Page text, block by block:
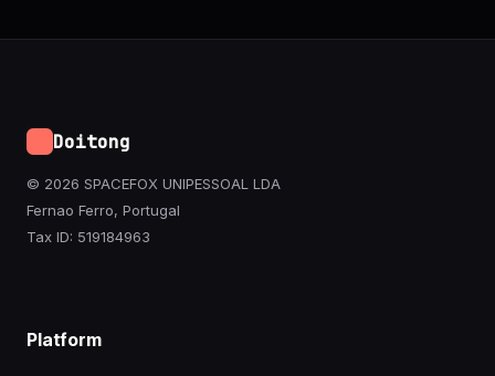
Doitong
© 2026 SPACEFOX UNIPESSOAL LDA
Fernao Ferro, Portugal
Tax ID: 519184963
Platform